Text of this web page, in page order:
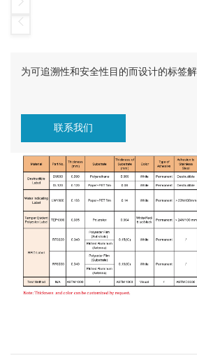
为可追溯性和安全性目的而设计的标签解
联系我们